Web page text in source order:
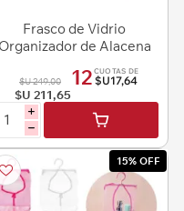
Frasco de Vidrio
Organizador de Alacena
700ml
$U 249,00
$U 211,65
12 CUOTAS DE
$U17,64
i
h
15% OFF